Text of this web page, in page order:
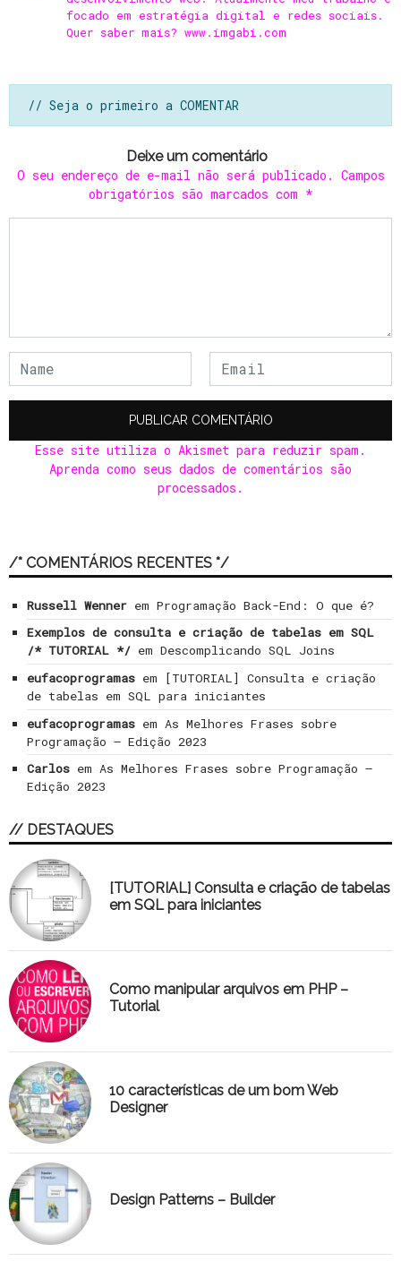
focado em estratégia digital e redes sociais.
Quer saber mais? www.imgabi.com
// Seja o primeiro a COMENTAR
Deixe um comentário
O seu endereço de e-mail não será publicado. Campos
obrigatórios são marcados com *
Esse site utiliza o Akismet para reduzir spam.
Aprenda como seus dados de comentários são
processados .
/* COMENTÁRIOS RECENTES */
Russell Wenner em Programação Back-End: O que é?
Exemplos de consulta e criação de tabelas em SQL
/* TUTORIAL */ em Descomplicando SQL Joins
eufacoprogramas em
[TUTORIAL] Consulta e criação
de tabelas em SQL para iniciantes
eufacoprogramas em As Melhores Frases sobre
Programação – Edição 2023
Carlos em As Melhores Frases sobre Programação –
Edição 2023
// DESTAQUES
[TUTORIAL] Consulta e criação de tabelas
em SQL para iniciantes
Como manipular arquivos em PHP –
Tutorial
10 características de um bom Web
Designer
Design Patterns – Builder